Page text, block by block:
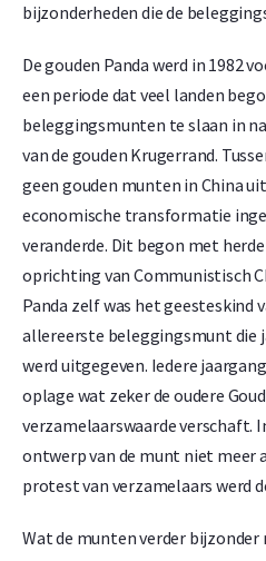
bijzonderheden die de
De gouden Panda werd in 1982
een periode dat veel landen
beleggingsmunten te slaan in
van de gouden Krugerrand.
geen gouden munten in China
economische transformatie
veranderde. Dit begon met
oprichting van Communistisch
Panda zelf was het geesteskind
allereerste beleggingsmunt die
werd uitgegeven. Iedere
oplage wat zeker de oudere
verzamelaarswaarde verschaft.
ontwerp van de munt niet meer
protest van verzamelaars werd
Wat de munten verder